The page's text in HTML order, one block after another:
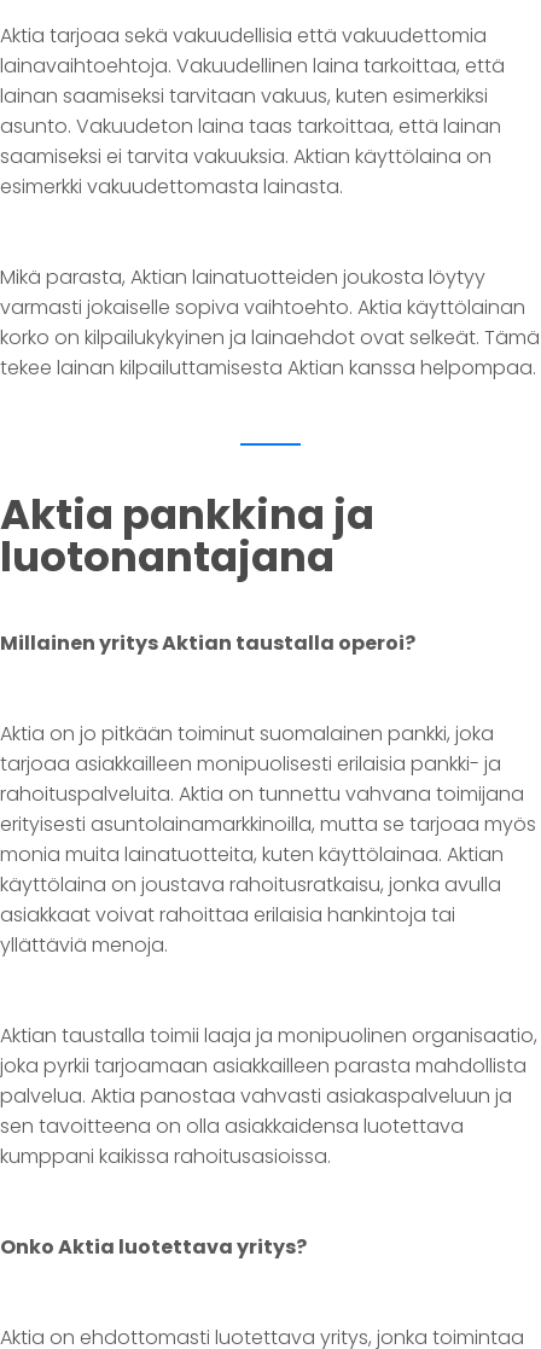
Aktia tarjoaa sekä vakuudellisia että vakuudettomia
lainavaihtoehtoja. Vakuudellinen laina tarkoittaa, että
lainan saamiseksi tarvitaan vakuus, kuten esimerkiksi
asunto. Vakuudeton laina taas tarkoittaa, että lainan
saamiseksi ei tarvita vakuuksia. Aktian käyttölaina on
esimerkki vakuudettomasta lainasta.
Mikä parasta, Aktian lainatuotteiden joukosta löytyy
varmasti jokaiselle sopiva vaihtoehto. Aktia käyttölainan
korko on kilpailukykyinen ja lainaehdot ovat selkeät. Tämä
tekee lainan kilpailuttamisesta Aktian kanssa helpompaa.
Aktia pankkina ja
luotonantajana
Millainen yritys Aktian taustalla operoi?
Aktia on jo pitkään toiminut suomalainen pankki, joka
tarjoaa asiakkailleen monipuolisesti erilaisia pankki- ja
rahoituspalveluita. Aktia on tunnettu vahvana toimijana
erityisesti asuntolainamarkkinoilla, mutta se tarjoaa myös
monia muita lainatuotteita, kuten käyttölainaa. Aktian
käyttölaina on joustava rahoitusratkaisu, jonka avulla
asiakkaat voivat rahoittaa erilaisia hankintoja tai
yllättäviä menoja.
Aktian taustalla toimii laaja ja monipuolinen organisaatio,
joka pyrkii tarjoamaan asiakkailleen parasta mahdollista
palvelua. Aktia panostaa vahvasti asiakaspalveluun ja
sen tavoitteena on olla asiakkaidensa luotettava
kumppani kaikissa rahoitusasioissa.
Onko Aktia luotettava yritys?
Aktia on ehdottomasti luotettava yritys, jonka toimintaa